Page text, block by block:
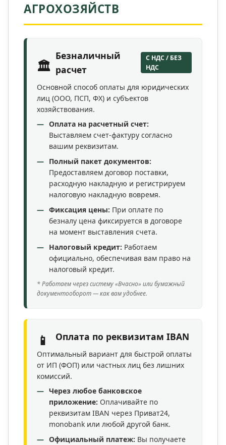
АГРОХОЗЯЙСТВ
🏛️
Безналичный
расчет
С НДС / БЕЗ
НДС
Основной способ оплаты для юридических
лиц (ООО, ПСП, ФХ) и субъектов
хозяйствования.
Оплата на расчетный счет:
Выставляем счет-фактуру согласно
вашим реквизитам.
Полный пакет документов:
Предоставляем договор поставки,
расходную накладную и регистрируем
налоговую накладную вовремя.
Фиксация цены: При оплате по
безналу цена фиксируется в договоре
на момент выставления счета.
Налоговый кредит: Работаем
официально, обеспечивая вам право на
налоговый кредит.
* Работаем через систему «Вчасно» или бумажный
документооборот — как вам удобнее.
📱 Оплата по реквизитам IBAN
Оптимальный вариант для быстрой оплаты
от ИП (ФОП) или частных лиц без лишних
комиссий.
Через любое банковское
приложение: Оплачивайте по
реквизитам IBAN через Приват24,
monobank или любой другой банк.
Официальный платеж: Вы получаете